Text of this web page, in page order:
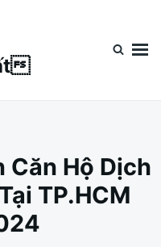
Căn Hộ Dịch
TP.HCM